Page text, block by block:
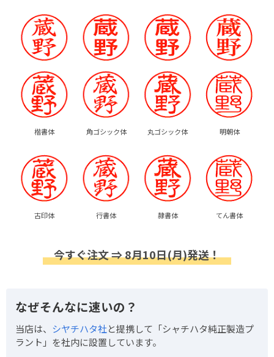
楷書体 角ゴシック体 丸ゴシック体 明朝体
古印体 行書体 隷書体 てん書体
今すぐ注文 ⇒ 8月10日(月)発送！
なぜそんなに速いの？
当店は、 シヤチハタ社と提携して「シャチハタ純正製造プ
ラント」を社内に設置しています。